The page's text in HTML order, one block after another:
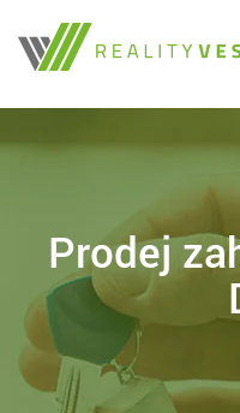
Prodej